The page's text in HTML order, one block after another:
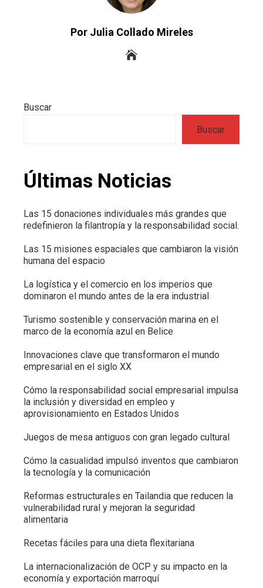
Por Julia Collado Mireles
Buscar
Buscar
Últimas Noticias
Las 15 donaciones individuales más grandes que
redefinieron la filantropía y la responsabilidad social.
Las 15 misiones espaciales que cambiaron la visión
humana del espacio
La logística y el comercio en los imperios que
dominaron el mundo antes de la era industrial
Turismo sostenible y conservación marina en el
marco de la economía azul en Belice
Innovaciones clave que transformaron el mundo
empresarial en el siglo XX
Cómo la responsabilidad social empresarial impulsa
la inclusión y diversidad en empleo y
aprovisionamiento en Estados Unidos
Juegos de mesa antiguos con gran legado cultural
Cómo la casualidad impulsó inventos que cambiaron
la tecnología y la comunicación
Reformas estructurales en Tailandia que reducen la
vulnerabilidad rural y mejoran la seguridad
alimentaria
Recetas fáciles para una dieta flexitariana
La internacionalización de OCP y su impacto en la
economía y exportación marroquí